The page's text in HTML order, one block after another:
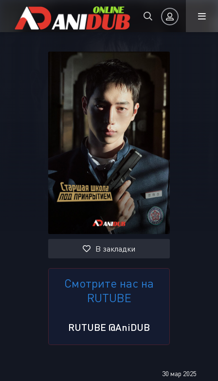
Запомнить
ВОЙТИ НА САЙТ
Регистрация Восстановить пароль
Или войти через
В закладки
Смотрите нас на
RUTUBE
RUTUBE @AniDUB
30 мар 2025